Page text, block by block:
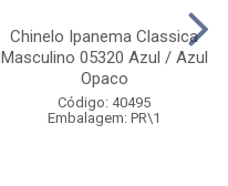
Chinelo Ipanema Classica
Masculino 05320 Azul / Azul
Opaco
Código: 40495
Embalagem: PR\1